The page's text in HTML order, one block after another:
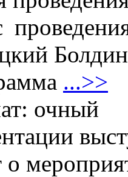
...>>
очный
о